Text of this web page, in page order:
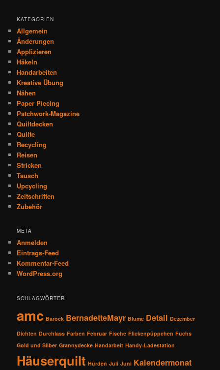
KATEGORIEN
Allgemein
Änderungen
Applizieren
Häkeln
Handarbeiten
Kreative Übung
Nähen
Paper Piecing
Patchwork-Magazine
Quiltdecken
Quilte
Recycling
Reisen
Stricken
Tausch
Upcycling
Zeitschriften
Zubehör
META
Anmelden
Eintrags-Feed
Kommentar-Feed
WordPress.org
SCHLAGWÖRTER
amc Barock BernadetteMayr Blume Detail Dezember
Dichten Durchlass Farben Februar Fische Flickenpüppchen Fuchs
Gold und Silber Grannydecke Handarbeit Handy-Ladestation
Häuserquilt Hürden Juli Juni Kalendermonat